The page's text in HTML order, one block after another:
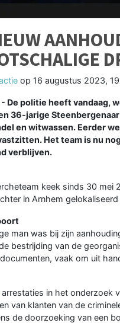
op 16 augustus 2023,
- De politie heeft vandaag,
36-jarige
en witwassen. Eerder
Het team is nu
verblijven.
keek sinds 30 mei
in Arnhem
man was bij zijn
bestrijding van de
vaak om uit
arrestaties in het onderzoek
van klanten van de
de doorzoeking van een